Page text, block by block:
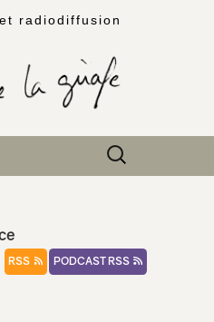
radiodiffusion
Rechercher :
PODCAST RSS
RSS